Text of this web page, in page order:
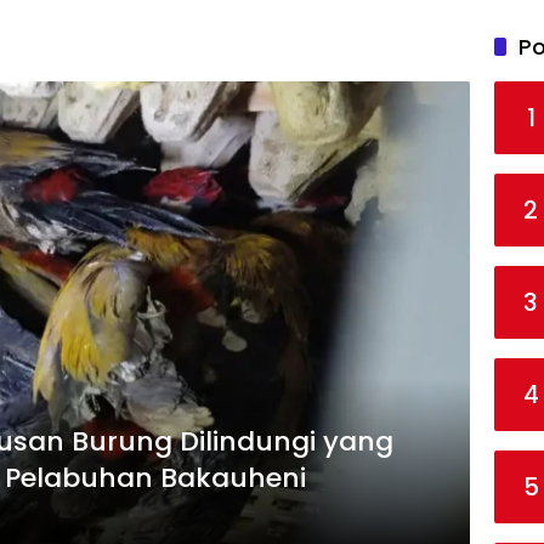
Burung Dilindungi yang
Bakauheni
1
2
3
4
5